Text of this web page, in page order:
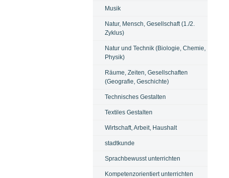
Musik
Natur, Mensch, Gesellschaft (1./2.
Zyklus)
Natur und Technik (Biologie, Chemie,
Physik)
Räume, Zeiten, Gesellschaften
(Geografie, Geschichte)
Technisches Gestalten
Textiles Gestalten
Wirtschaft, Arbeit, Haushalt
stadtkunde
Sprachbewusst unterrichten
Kompetenzorientiert unterrichten